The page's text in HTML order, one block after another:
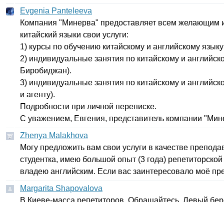
Evgenia Panteleeva
Компания "Минерва" предоставляет всем желающим
китайский языки свои услуги:
1) курсы по обучению китайскому и английскому
2) индивидуальные занятия по китайскому и
Биробиджан).
3) индивидуальные занятия по китайскому и
и агенту).
Подробности при личной переписке.
С уважением, Евгения, представитель компании
Zhenya Malakhova
Могу предложить вам свои услуги в качестве
студентка, имею большой опыт (3 года)
владею английским. Если вас заинтересовало моё
Margarita Shapovalova
В Киеве-масса репетиторов. Обращайтесь. Левый